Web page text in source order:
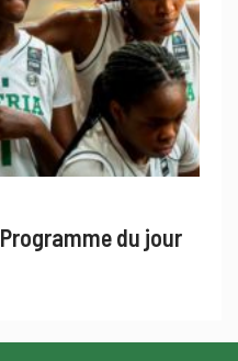
du jour